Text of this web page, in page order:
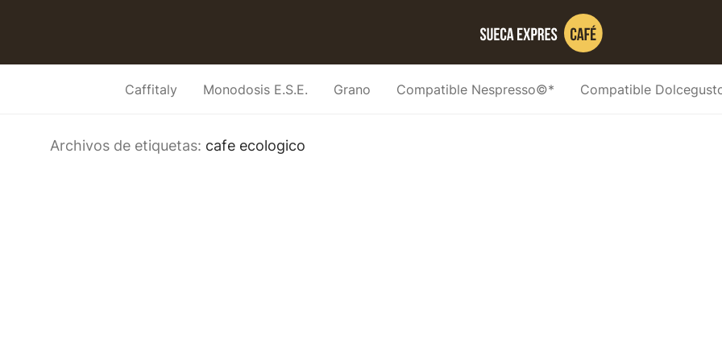
Caffitaly Monodosis E.S.E. Grano Compatible Nespresso©* Compatible
Archivos de etiquetas: cafe ecologico